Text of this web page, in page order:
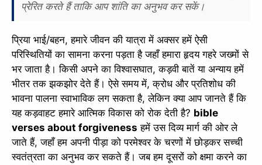
प्रेरित करते हैं ताकि आप शांति का अनुभव कर सकें।
प्रिया भाई/बहन, हमारे जीवन की यात्रा में अक्सर हमें ऐसी
परिस्थितियों का सामना करना पड़ता है जहाँ हमारा हृदय गहरे जख्मों से
भर जाता है। किसी अपने का विश्वासघात, कड़वी बातें या अन्याय हमें
भीतर तक झकझोर देते हैं। ऐसे समय में, क्रोध और प्रतिशोध की
भावना पालना स्वाभाविक लग सकता है, लेकिन क्या आप जानते हैं कि
यह कड़वाहट हमारे आत्मिक विकास को रोक देती है? bible
verses about forgiveness हमें उस दिव्य मार्ग की ओर ले
जाते हैं, जहाँ हम अपनी पीड़ा को परमेश्वर के चरणों में छोड़कर सच्ची
स्वतंत्रता का अनुभव कर सकते हैं। जब हम दूसरों को क्षमा करने का